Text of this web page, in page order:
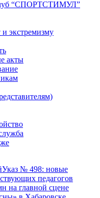
“СПОРТСТИМУЛ”
экстремизму
акты
Указ № 498: новые
педагогов